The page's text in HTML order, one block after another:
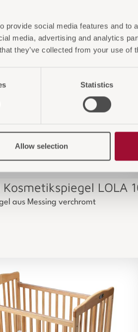
provide social media features and to
media, advertising and analytics
they’ve collected from your use of
Statistics
Allow selection
LOLA
aus Messing verchromt